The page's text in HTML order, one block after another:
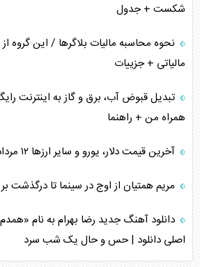
شکست + جدول
نحوه محاسبه مالیات بلاگر‌ها / این گروه از
مالیاتی + جزییات
تبدیل قبوض آب، برق و گاز به اینترنت
همراه من + راهنما
آخرین قیمت دلار، یورو و سایر ارز‌ها ۱۲ مرداد ۱۴۰۵ / جدول
مریم همتیان از اوج در سینما تا درگذشت
دانلود آهنگ جدید رضا بهرام به نام
اصلی دانلود | حس و حال یک شب سرد